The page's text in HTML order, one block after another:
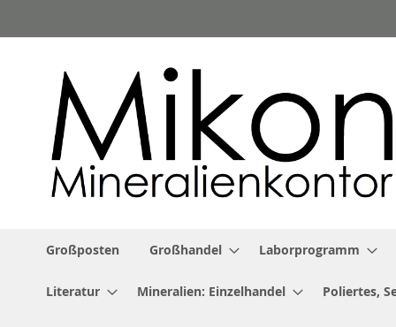
Inhalt
Großposten Großhandel Laborprogramm
Literatur Mineralien: Einzelhandel Poliertes,